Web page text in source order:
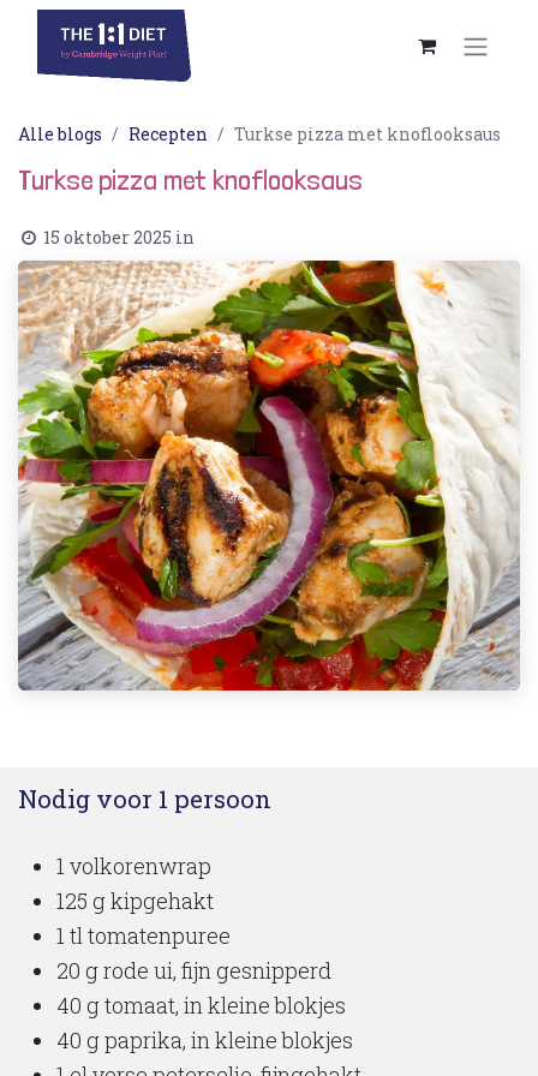
Alle blogs Recepten Turkse pizza met knoflooksaus
Turkse pizza met knoflooksaus
15 oktober 2025 in
Nodig voor 1 persoon
1 volkorenwrap
125 g kipgehakt
1 tl tomatenpuree
20 g rode ui, fijn gesnipperd
40 g tomaat, in kleine blokjes
40 g paprika, in kleine blokjes